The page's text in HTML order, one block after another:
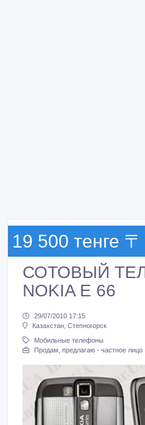
19 500 тенге 〒
СОТОВЫЙ
NOKIA E 66
29/07/2010 17:15
Казахстан, Степногорск
Мобильные телефоны
Продам, предлагаю - частное лицо